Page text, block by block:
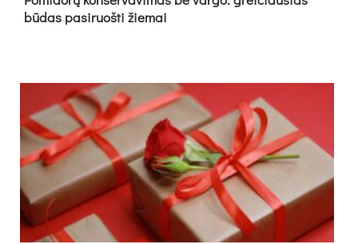
būdas pasiruošti žiemai